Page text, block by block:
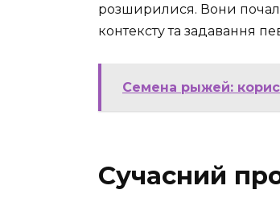
розширилися. Вони
контексту та задавання
Семена рыжей:
Сучасний